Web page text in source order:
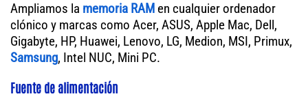
Ampliamos la memoria RAM en cualquier ordenador
clónico y marcas como Acer, ASUS, Apple Mac, Dell,
Gigabyte, HP, Huawei, Lenovo, LG, Medion, MSI, Primux,
Samsung, Intel NUC, Mini PC.
Fuente de alimentación